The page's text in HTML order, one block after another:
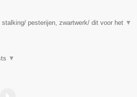
stalking/ pesterijen, zwartwerk/ dit voor het ▼
▼